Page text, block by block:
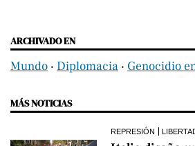
ARCHIVADO EN
Mundo ‧ Diplomacia ‧ Genocidio
MÁS NOTICIAS
REPRESIÓN